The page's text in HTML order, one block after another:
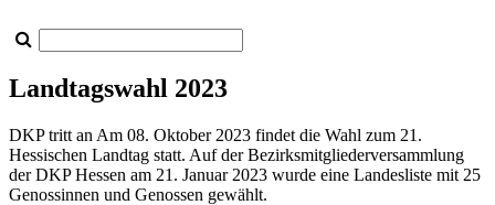
Landtagswahl 2023
DKP tritt an Am 08. Oktober 2023 findet die Wahl zum 21.
Hessischen Landtag statt. Auf der Bezirksmitgliederversammlung
der DKP Hessen am 21. Januar 2023 wurde eine Landesliste mit 25
Genossinnen und Genossen gewählt.